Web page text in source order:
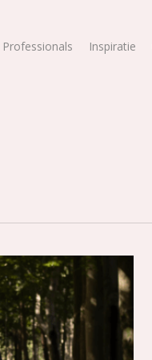
Professionals Inspiratie